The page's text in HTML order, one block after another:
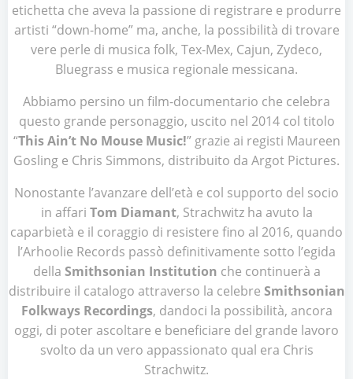
etichetta che aveva la passione di registrare e produrre
artisti “down-home” ma, anche, la possibilità di trovare
vere perle di musica folk, Tex-Mex, Cajun, Zydeco,
Bluegrass e musica regionale messicana.
Abbiamo persino un film-documentario che celebra
questo grande personaggio, uscito nel 2014 col titolo
“This Ain’t No Mouse Music!” grazie ai registi Maureen
Gosling e Chris Simmons, distribuito da Argot Pictures.
Nonostante l’avanzare dell’età e col supporto del socio
in affari Tom Diamant, Strachwitz ha avuto la
caparbietà e il coraggio di resistere fino al 2016, quando
l’Arhoolie Records passò definitivamente sotto l’egida
della Smithsonian Institution che continuerà a
distribuire il catalogo attraverso la celebre Smithsonian
Folkways Recordings, dandoci la possibilità, ancora
oggi, di poter ascoltare e beneficiare del grande lavoro
svolto da un vero appassionato qual era Chris
Strachwitz.